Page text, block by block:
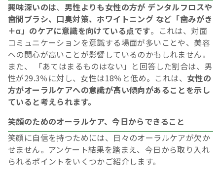
興味深いのは、 男性よりも女性の方が デンタルフロスや
歯間ブラシ、口臭対策、ホワイトニング など「歯みがき
＋α」のケアに意識を向けている点です。これは、対面
コミュニケーションを意識する場面が多いことや、美容
への関心が高いことが影響しているのかもしれません。
また、 「あてはまるものはない」と回答した割合は、男
性が29.3％に対し、女性は18％と低め。これは、 女性の
方がオーラルケアへの意識が高い傾向があることを示し
ていると考えられます。
笑顔のためのオーラルケア、今日からできること
笑顔に自信を持つためには、日々のオーラルケアが欠か
せません。アンケート結果を踏まえ、今日から取り入れ
られるポイントをいくつかご紹介します。